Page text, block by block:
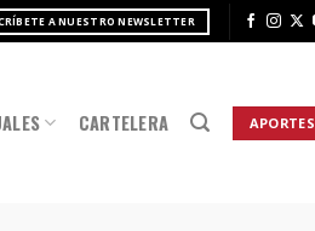
A NUESTRO NEWSLETTER
CARTELERA APORTES